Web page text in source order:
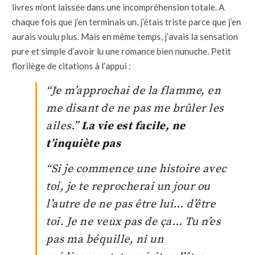
livres m’ont laissée dans une incompréhension totale. A
chaque fois que j’en terminais un, j’étais triste parce que j’en
aurais voulu plus. Mais en même temps, j’avais la sensation
pure et simple d’avoir lu une romance bien nunuche. Petit
florilège de citations à l’appui :
“Je m’approchai de la flamme, en
me disant de ne pas me brûler les
ailes.”La vie est facile, ne
t’inquiète pas
“Si je commence une histoire avec
toi, je te reprocherai un jour ou
l’autre de ne pas être lui… d’être
toi. Je ne veux pas de ça… Tu n’es
pas ma béquille, ni un